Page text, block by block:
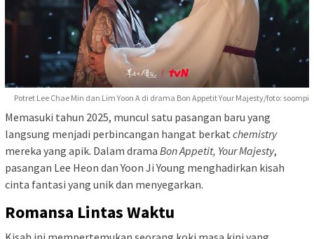
Potret Lee Chae Min dan Lim Yoon A di drama Bon Appetit Your Majesty/foto: soompi
Memasuki tahun 2025, muncul satu pasangan baru yang
langsung menjadi perbincangan hangat berkat chemistry
mereka yang apik. Dalam drama Bon Appetit, Your Majesty,
pasangan Lee Heon dan Yoon Ji Young menghadirkan kisah
cinta fantasi yang unik dan menyegarkan.
Romansa Lintas Waktu